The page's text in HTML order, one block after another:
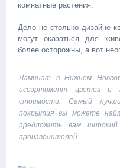
комнатные растения.
Дело не столько дизайне
могут оказаться для
более осторожны, а вот
Ламинат в Нижнем
ассортимент цветов и
стоимости. Самый
покрытия вы можете
предложить вам
производителей.